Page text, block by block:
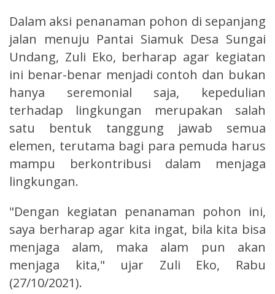
Dalam aksi penanaman pohon di sepanjang
jalan menuju Pantai Siamuk Desa Sungai
Undang, Zuli Eko, berharap agar kegiatan
ini benar-benar menjadi contoh dan bukan
hanya seremonial saja, kepedulian
terhadap lingkungan merupakan salah
satu bentuk tanggung jawab semua
elemen, terutama bagi para pemuda harus
mampu berkontribusi dalam menjaga
lingkungan.
"Dengan kegiatan penanaman pohon ini,
saya berharap agar kita ingat, bila kita bisa
menjaga alam, maka alam pun akan
menjaga kita," ujar Zuli Eko, Rabu
(27/10/2021).